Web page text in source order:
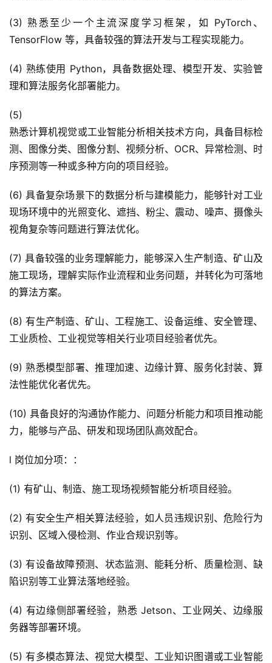
(3) 熟悉至少一个主流深度学习框架，如 PyTorch、
TensorFlow 等，具备较强的算法开发与工程实现能力。
(4) 熟练使用 Python，具备数据处理、模型开发、实验管
理和算法服务化部署能力。
(5)
熟悉计算机视觉或工业智能分析相关技术方向，具备目标检
测、图像分类、图像分割、视频分析、OCR、异常检测、时
序预测等一种或多种方向的项目经验。
(6) 具备复杂场景下的数据分析与建模能力，能够针对工业
现场环境中的光照变化、遮挡、粉尘、震动、噪声、摄像头
视角复杂等问题进行算法优化。
(7) 具备较强的业务理解能力，能够深入生产制造、矿山及
施工现场，理解实际作业流程和业务问题，并转化为可落地
的算法方案。
(8) 有生产制造、矿山、工程施工、设备运维、安全管理、
工业质检、工业视觉等相关行业项目经验者优先。
(9) 熟悉模型部署、推理加速、边缘计算、服务化封装、算
法性能优化者优先。
(10) 具备良好的沟通协作能力、问题分析能力和项目推动能
力，能够与产品、研发和现场团队高效配合。
l 岗位加分项：：
(1) 有矿山、制造、施工现场视频智能分析项目经验。
(2) 有安全生产相关算法经验，如人员违规识别、危险行为
识别、区域入侵检测、作业合规识别等。
(3) 有设备故障预测、状态监测、能耗分析、质量检测、缺
陷识别等工业算法落地经验。
(4) 有边缘侧部署经验，熟悉 Jetson、工业网关、边缘服
务器等部署环境。
(5) 有多模态算法、视觉大模型、工业知识图谱或工业智能